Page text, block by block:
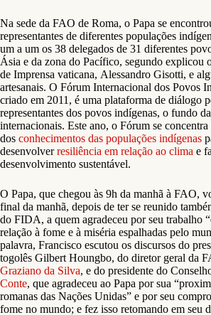
Na sede da FAO de Roma, o Papa se
representantes de diferentes populações
um a um os 38 delegados de 31 diferentes
Ásia e da zona do Pacífico, segundo explicou
de Imprensa vaticana, Alessandro Gisotti, e
artesanais. O Fórum Internacional dos Povos
criado em 2011, é uma plataforma de diálogo
representantes dos povos indígenas, o fundo
internacionais. Este ano, o Fórum se
dos conhecimentos das populações indígenas
desenvolverresiliência em relação ao clima e
desenvolvimento sustentável.
O Papa, que chegou às 9h da manhã à FAO,
final da manhã, depois de ter se reunido
do FIDA, a quem agradeceu por seu trabalho
relação à fome e à miséria espalhadas pelo
palavra, Francisco escutou os discursos do
togolês Gilbert Houngbo, do diretor geral da
Graziano da Silva, e do presidente do
Conte, que agradeceu ao Papa por sua
romanas das Nações Unidas” e por seu
fome no mundo; e fez isso retomando em seu